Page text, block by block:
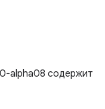
alpha08 содержит